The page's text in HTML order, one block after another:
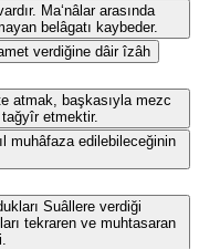
Ma‘nâlar arasında
belâgatı kaybeder.
verdiğine dâir îzâh
atmak, başkasıyla mezc
etmektir.
muhâfaza edilebileceğinin
Suâllere verdiği
tekraren ve muhtasaran